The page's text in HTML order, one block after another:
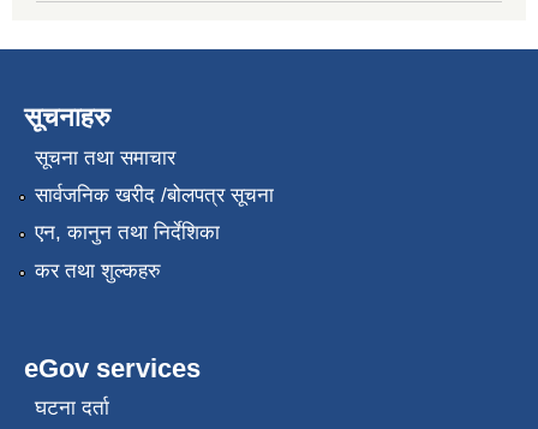
सूचनाहरु
सूचना तथा समाचार
सार्वजनिक खरीद /बोलपत्र सूचना
एन, कानुन तथा निर्देशिका
कर तथा शुल्कहरु
eGov services
घटना दर्ता